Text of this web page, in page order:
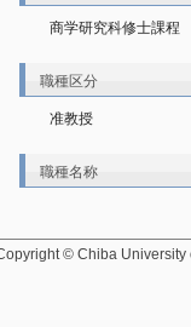
商学研究科修士課程
職種区分
准教授
職種名称